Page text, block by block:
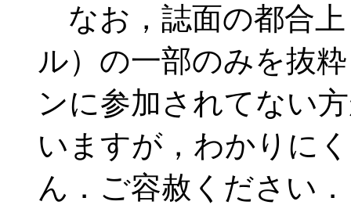
なお，誌面の都合
ル）の一部のみを抜
ンに参加されてない
いますが，わかりに
ん．ご容赦ください．